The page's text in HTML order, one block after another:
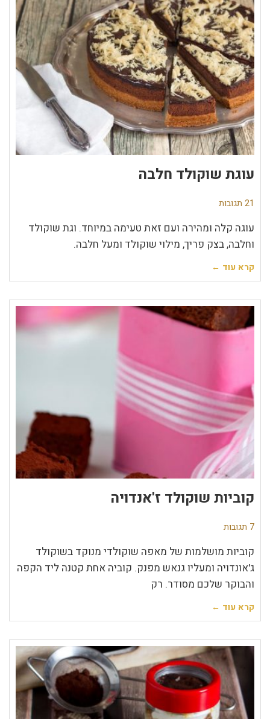
עוגת שוקולד חלבה
21 תגובות
עוגה קלה ומהירה ועם זאת טעימה במיוחד. וגת שוקולד
וחלבה, בצק פריך, מילוי שוקולד ומעל חלבה.
קרא עוד ←
קוביות שוקולד ז'אנדויה
7 תגובות
קוביות מושלמות של מאפה שוקולדי מנוקד בשוקולד
ג'אונדויה ומעליו גנאש מפנק. קוביה אחת קטנה ליד הקפה
והבוקר שלכם מסודר. רק
קרא עוד ←